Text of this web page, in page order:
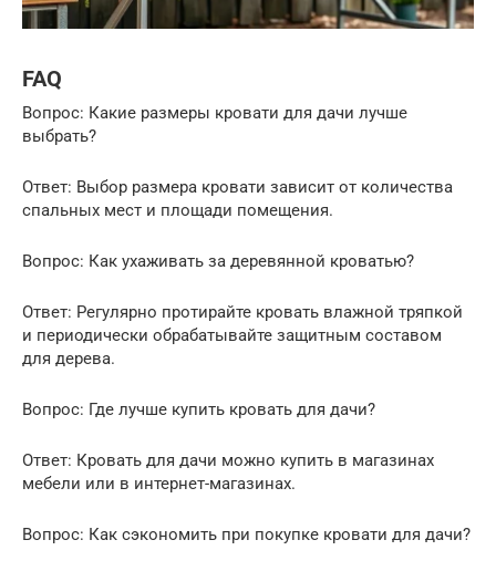
FAQ
Вопрос: Какие размеры кровати для дачи лучше
выбрать?
Ответ: Выбор размера кровати зависит от количества
спальных мест и площади помещения.
Вопрос: Как ухаживать за деревянной кроватью?
Ответ: Регулярно протирайте кровать влажной тряпкой
и периодически обрабатывайте защитным составом
для дерева.
Вопрос: Где лучше купить кровать для дачи?
Ответ: Кровать для дачи можно купить в магазинах
мебели или в интернет-магазинах.
Вопрос: Как сэкономить при покупке кровати для дачи?